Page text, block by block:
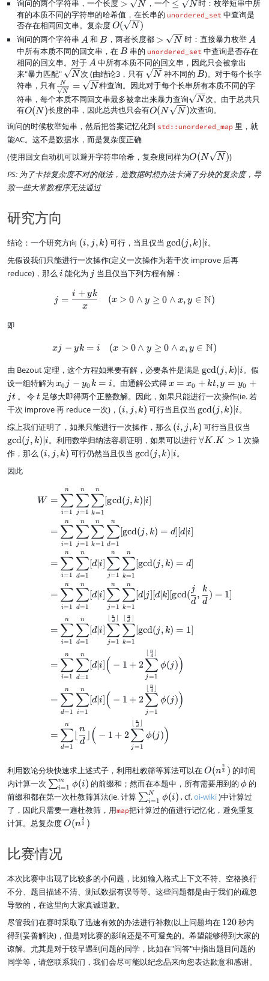
l'
\
s
q
rt
N
=
N
s
q
rt
N
s
q
N
)
询问的两个字符串，一个长度 >
\
s
q
rt
N
> N ，一个 \l
e
s
rt
N
≤ N 时：枚举短串中所
有的本质不同的字符串的哈希值，在长串的 unordered_set 中查询是
否存在相同回文串。复杂度O
(
\
s
q
rt
N
)
O( N )
询问的两个字符串 A
A和 B
B ，两者长度都 >
\
s
q
rt
N
> N 时：直接暴力枚举 A
A
中所有本质不同的回文串，在B
B 串的 unordered_set 中查询是否存在
相同的回文串。对于A
A中所有本质不同的回文串，因此只会被拿出
来"暴力匹配" \
s
q
rt
N
N 次 (由结论3，只有 \
s
q
rt
N
N 种不同的 B
B)。对于每个长字
符串，只有{
N
\
o
v
e
\
s
q
rt
}
=
\
s
q
rt
N
N
N = N种查询。因此对于每个长串所有本质不同的字
符串，每个本质不同回文串最多被拿出来暴力查询\
s
rt
N 次。由于总共只
有O
(
N
)
O(N )长度的串，因此总共也只会有O
(
N
s
q
rt
O(N N )次查询。
询问的时候枚举短串，然后把答案记忆化到 std::unordered_map 里，就
能AC。这不是数据水，而是复杂度正确
(使用回文自动机可以避开字符串哈希，复杂度同样为O
N
)
O(N N ))
PS: 为了卡掉复杂度不对的做法，造数据时想办法卡满了分块的复杂度，导
致一些大常数程序无法通过
研究方向
结论：一个研究方向 (
j
,
)
(i, j, k) 可行，当且仅当 \
c
d
j,
k
gcd(j, k) i。
先假设我们只能进行一次操作(定义一次操作为若干次 improve 后再
reduce)，那么ii 能化为 j
j 当且仅当下列方程有解：
j = {i + y k \over x} \quad
j =
x
i + yk
(x > 0 ∧ y ≥ 0 ∧ x, y ∈ N)
即
x j - y k = i \quad (x>0 \land y
xj − yk = i (x > 0 ∧ y ≥ 0 ∧ x, y ∈ N)
由 Bezout 定理，这个方程如果要有解，必要条件是满足\
g
c
d
(
j,
)
gcd(j , k) ∣i。假
设一组特解为x
_
0
j
-
y
_
0
x0 j − y0 k = i。由通解公式得 x
=
x
_
0
+
k
t,
jt
x = x0 + kt,y = y0 +
jt 。 令t
t 足够大即得两个正整数解。因此，如果只能进行一次操作(ie. 若
干次 improve 再 reduce 一次)， (
j
,
k
(i, j ,k) 可行当且仅当 \
c
d
gcd(j ,k) i。
综上我们证明了，如果只能进行一次操作，那么 (
i,
j
,
(i, j ,k) 可行当且仅当
g
c
gcd(j , k) ∣i。利用数学归纳法容易证明，如果可以进行\
∀K .K > 1 次操
作，那么 (
k
)
(i, j ,k) 可行仍然当且仅当 \
(
j,
)
|i
gcd(j ,k) i。
因此
W =
i=1
∑
n
j=1
∑
n
k=1
∑
n
[gcd(j, k) i]
=
i=1
∑
n
j=1
∑
n
k=1
∑
n
d=1
∑
n
gcd(j , k) = d] d∣ i
=
i=1
∑
n
d=1
∑
n
[d∣ i]
j=1
∑
n
k=1
∑
n
[gcd(j, k) = d]
=
i=1
∑
n
d=1
∑
n
d∣ i
j=1
∑
n
k=1
∑
n
d∣ j d∣ k [gcd(
d
j
,
d
k
) = 1
=
i=1
∑
n
d=1
∑
n
[d∣ i]
j=1
∑
⌊ d
n ⌋
k=1
∑
⌊ d
n ⌋
[gcd(j, k) = 1]
=
i=1
∑
n
d=1
∑
n
[d∣ i] ( − 1 + 2
j=1
∑
d
n
ϕ(j ))
=
d=1
∑
n
i=1
∑
n
d∣ i ( − 1 + 2
j=1
∑
⌊ d
n ⌋
ϕ(j ))
=
d=1
∑
n
d
n ( − 1 + 2
j=1
∑
⌊ d
n ⌋
ϕ(j))
利用数论分块快速求上述式子，利用杜教筛等算法可以在O
(
n
^
{
r
3
}
O(n 3
2 ) 的时间
内计算一次 \
s
u
m
_
=
1
^
m
\
p
hi
(i
)
∑i=1
m ϕ(i) 的前缀和；然而在本题中，所有需要用到的 \
p
h
i
ϕ的
前缀和都在第一次杜教筛算法(ie. 计算 \
s
u
}
^
p
hi
(i
)
∑i=1
N ϕ(i) , cf.oi-wiki)中计算过
了，因此只需要一遍杜教筛，用map把计算过的值进行记忆化，避免重复
计算。总复杂度O
2
\
o
v
e
r
3
}
)
O(n 3
2 )
比赛情况
本次比赛中出现了比较多的小问题，比如输入格式上下文不符、空格换行
不分、题目描述不清、测试数据有误等等。这些问题都是由于我们的疏忽
导致的，在这里向大家真诚道歉。
尽管我们在赛时采取了迅速有效的办法进行补救(以上问题均在 1
2
0
120秒内
得到妥善解决)，但是对比赛的影响还是不可避免的。希望能够得到大家的
谅解。尤其是对于较早遇到问题的同学，比如在"问答"中指出题目问题的
同学等，请您联系我们，我们会尽可能以纪念品来向您表达歉意和感谢。